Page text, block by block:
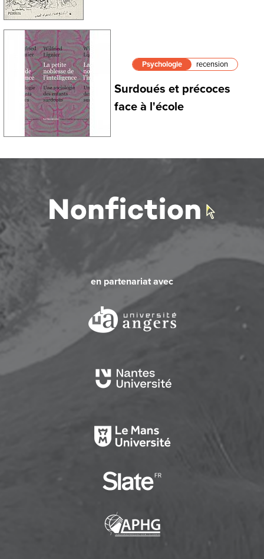
Psychologie recension
Surdoués et précoces
face à l'école
en partenariat avec